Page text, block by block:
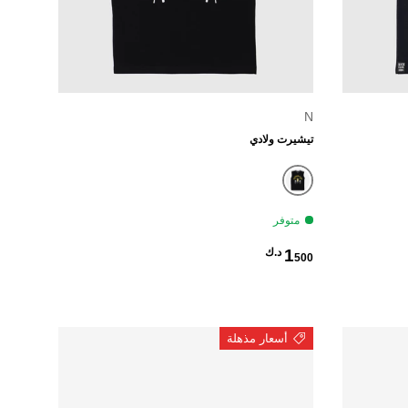
N
تيشيرت ولادي
أسود
متوفر
سعر عادي
1500 د.ك
أسعار مذهلة